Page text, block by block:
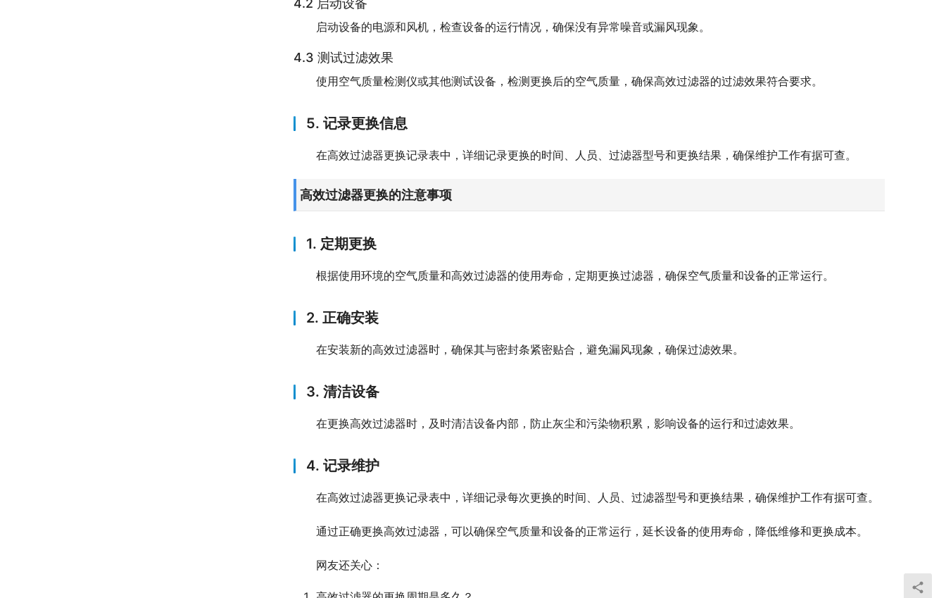
4.2 启动设备
启动设备的电源和风机，检查设备的运行情况，确保没有异常噪音或漏风现象。
4.3 测试过滤效果
使用空气质量检测仪或其他测试设备，检测更换后的空气质量，确保高效过滤器的过滤效果符合要求。
5. 记录更换信息
在高效过滤器更换记录表中，详细记录更换的时间、人员、过滤器型号和更换结果，确保维护工作有据可查。
高效过滤器更换的注意事项
1. 定期更换
根据使用环境的空气质量和高效过滤器的使用寿命，定期更换过滤器，确保空气质量和设备的正常运行。
2. 正确安装
在安装新的高效过滤器时，确保其与密封条紧密贴合，避免漏风现象，确保过滤效果。
3. 清洁设备
在更换高效过滤器时，及时清洁设备内部，防止灰尘和污染物积累，影响设备的运行和过滤效果。
4. 记录维护
在高效过滤器更换记录表中，详细记录每次更换的时间、人员、过滤器型号和更换结果，确保维护工作有据可查。
通过正确更换高效过滤器，可以确保空气质量和设备的正常运行，延长设备的使用寿命，降低维修和更换成本。
网友还关心：